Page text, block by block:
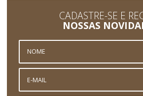
CADASTRE-SE E
NOSSAS